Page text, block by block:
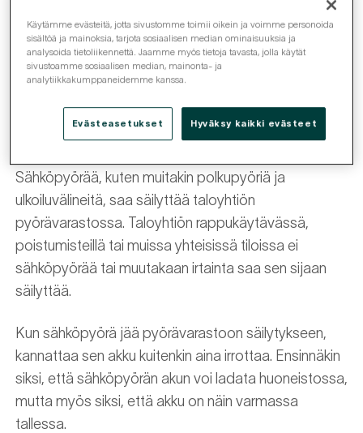
järkevintä toimia. Missä sähköpyörää saa säilyttää?
Entä miten sähköpyörän akkua olisi viisainta ladata?
Lue vastaukset useimmin kysyttyihin kysymyksiin.
pyörävarastossa?
Sähköpyörää, kuten muitakin polkupyöriä ja
ulkoiluvälineitä, saa säilyttää taloyhtiön
pyörävarastossa. Taloyhtiön rappukäytävässä,
poistumisteillä tai muissa yhteisissä tiloissa ei
sähköpyörää tai muutakaan irtainta saa sen sijaan
säilyttää.
Kun sähköpyörä jää pyörävarastoon säilytykseen,
kannattaa sen akku kuitenkin aina irrottaa. Ensinnäkin
siksi, että sähköpyörän akun voi ladata huoneistossa,
mutta myös siksi, että akku on näin varmassa
tallessa.
Käytämme evästeitä, jotta sivustomme toimii oikein ja voimme personoida
sisältöä ja mainoksia, tarjota sosiaalisen median ominaisuuksia ja
analysoida tietoliikennettä. Jaamme myös tietoja tavasta, jolla käytät
sivustoamme sosiaalisen median, mainonta- ja
analytiikkakumppaneidemme kanssa.
Evästeasetukset Hyväksy kaikki evästeet